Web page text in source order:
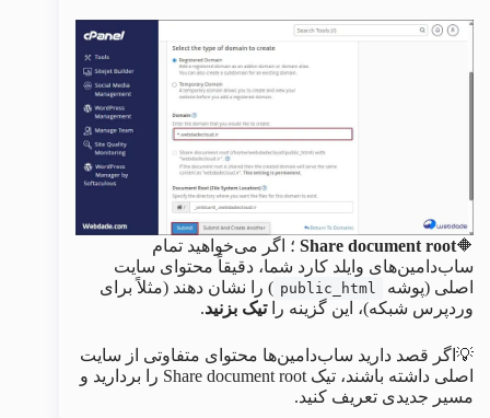
🔶
Share document root ؛ اگر می‌خواهید تمام
ساب‌دامین‌های وایلد کارد شما، دقیقاً محتوای سایت
اصلی (پوشه
public_html ) را نشان دهند (مثلاً برای
وردپرس شبکه)، این گزینه راتیک بزنید.
💡اگر قصد دارید ساب‌دامین‌ها محتوای متفاوتی از سایت
اصلی داشته باشند، تیک Share document root را بردارید و
مسیر جدیدی تعریف کنید.